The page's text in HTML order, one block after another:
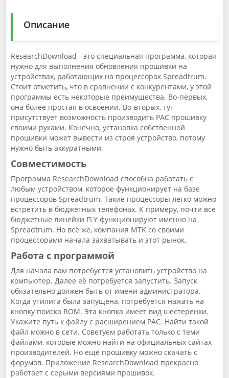
Описание
ResearchDownload - это специальная программа, которая
нужно для выполнения обновления прошивки на
устройствах, работающих на процессорах Spreadtrum.
Стоит отметить, что в сравнении с конкурентами, у этой
программы есть некоторые преимущества. Во-первых,
она более простая в освоении. Во-вторых, тут
присутствует возможность производить PAC прошивку
своими руками. Конечно, установка собственной
прошивки может вывести из строя устройство, потому
нужно быть аккуратными.
Совместимость
Программа ResearchDownload способна работать с
любым устройством, которое функционирует на базе
процессоров Spreadtrum. Такие процессоры легко можно
встретить в бюджетных телефонах. К примеру, почти все
бюджетные линейки FLY функционируют именно на
Spreadtrum. Но всё же, компания MTK со своими
процессорами начала захватывать и этот рынок.
Работа с программой
Для начала вам потребуется установить устройство на
компьютер. Далее её потребуется запустить. Запуск
обязательно должен быть от имени администратора.
Когда утилита была запущена, потребуется нажать на
кнопку поиска ROM. Эта кнопка имеет вид шестеренки.
Укажите путь к файлу с расширением PAC. Найти такой
файл можно в сети. Советуем работать только с теми
файлами, которые можно найти на официальных сайтах
производителей. Но ещё прошивку можно скачать с
форумов. Приложение ResearchDownload прекрасно
работает с серыми версиями прошивок.